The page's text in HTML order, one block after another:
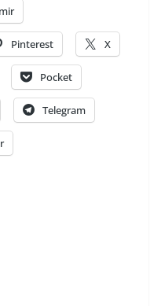
Pinterest X
Pocket
Telegram